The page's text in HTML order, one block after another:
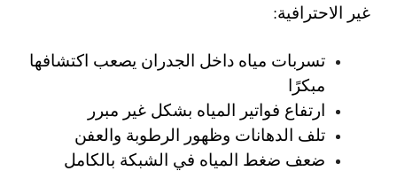
غير الاحترافية:
تسربات مياه داخل الجدران يصعب اكتشافها
مبكرًا
ارتفاع فواتير المياه بشكل غير مبرر
تلف الدهانات وظهور الرطوبة والعفن
ضعف ضغط المياه في الشبكة بالكامل